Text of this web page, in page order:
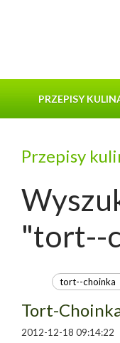
PRZEPISY
Przepisy
"tort--
Tort-
2012-12-18 09:14:22